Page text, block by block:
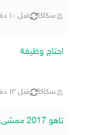
سكاكا قبل ١٠ دقائق
احتاج وظيفة
سكاكا قبل ١٣ دقيقة
تاهو 2017 ممشى قليل